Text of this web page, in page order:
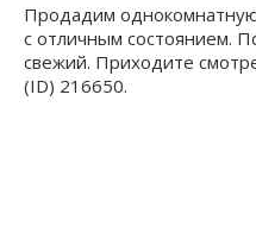
Продадим
с отличным состоянием.
свежий. Приходите
(ID) 216650.